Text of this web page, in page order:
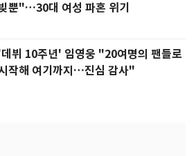
뿐"…30대 여성 파혼 위기
뷔 10주년' 임영웅 "20여명의 팬들로
작해 여기까지…진심 감사"